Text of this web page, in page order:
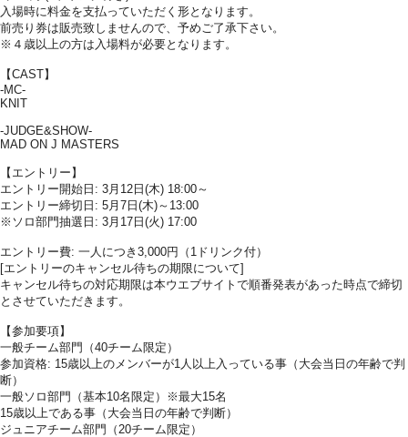
入場時に料金を支払っていただく形となります。
前売り券は販売致しませんので、予めご了承下さい。
※４歳以上の方は入場料が必要となります。
【CAST】
-MC-
KNIT
-JUDGE&SHOW-
MAD ON J MASTERS
【エントリー】
エントリー開始日: 3月12日(木) 18:00～
エントリー締切日: 5月7日(木)～13:00
※ソロ部門抽選日: 3月17日(火) 17:00
エントリー費: 一人につき3,000円（1ドリンク付）
[エントリーのキャンセル待ちの期限について]
キャンセル待ちの対応期限は本ウエブサイトで順番発表があった時点で締切
とさせていただきます。
【参加要項】
一般チーム部門（40チーム限定）
参加資格: 15歳以上のメンバーが1人以上入っている事（大会当日の年齢で判
断）
一般ソロ部門（基本10名限定）※最大15名
15歳以上である事（大会当日の年齢で判断）
ジュニアチーム部門（20チーム限定）